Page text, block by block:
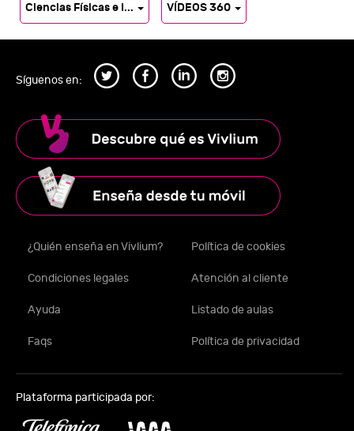
Ciencias Físicas e I... VÍDEOS 360
Síguenos en:
¿Quién enseña en Vivlium? Política de cookies
Condiciones legales Atención al cliente
Ayuda Listado de aulas
Faqs Política de privacidad
Plataforma participada por: